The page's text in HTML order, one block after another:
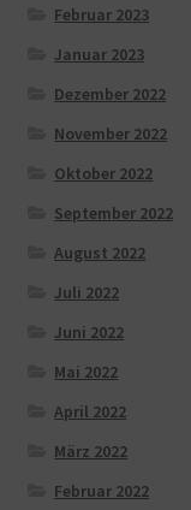
Februar 2023
Januar 2023
Dezember 2022
November 2022
Oktober 2022
September 2022
August 2022
Juli 2022
Juni 2022
Mai 2022
April 2022
März 2022
Februar 2022